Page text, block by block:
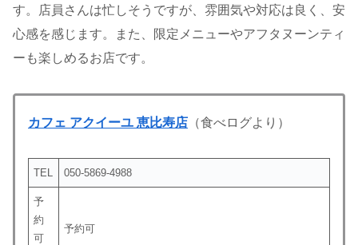
す。店員さんは忙しそうですが、雰囲気や対応は良く、安
心感を感じます。また、限定メニューやアフタヌーンティ
ーも楽しめるお店です。
カフェ アクイーユ 恵比寿店 （食べログより）
TEL 050-5869-4988
予
約
可
予約可